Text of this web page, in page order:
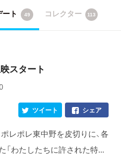
ト 49 コレクター 113
スタート
シェア
ツイート
レポレ東中野を皮切りに、各
わたしたちに許された特...